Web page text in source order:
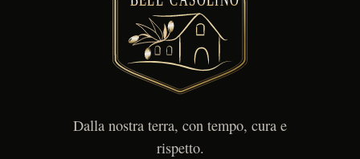
Dalla nostra terra, con tempo, cura e
rispetto.